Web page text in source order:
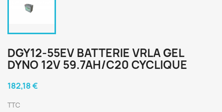
DGY12-55EV BATTERIE VRLA GEL
DYNO 12V 59.7AH/C20 CYCLIQUE
182,18 €
TTC